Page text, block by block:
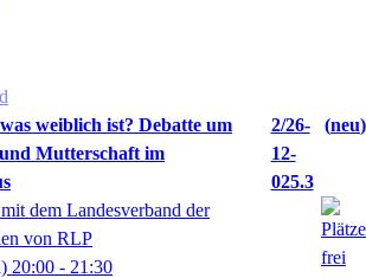
weiblich ist? Debatte um
Mutterschaft im
2/26-
12-
025.3
neu
dem Landesverband der
von RLP
20:00 - 21:30